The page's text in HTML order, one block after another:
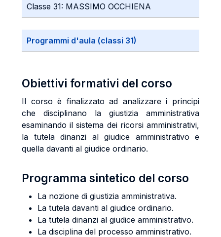
Classe 31: MASSIMO OCCHIENA
Programmi d'aula (classi 31)
Obiettivi formativi del corso
Il corso è finalizzato ad analizzare i principi
che disciplinano la giustizia amministrativa
esaminando il sistema dei ricorsi amministrativi,
la tutela dinanzi al giudice amministrativo e
quella davanti al giudice ordinario.
Programma sintetico del corso
La nozione di giustizia amministrativa.
La tutela davanti al giudice ordinario.
La tutela dinanzi al giudice amministrativo.
La disciplina del processo amministrativo.